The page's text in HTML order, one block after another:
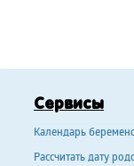
Сервисы
Календарь
Рассчитать дату